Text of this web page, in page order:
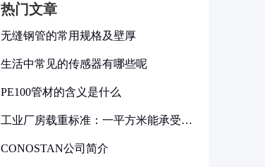
热门文章
无缝钢管的常用规格及壁厚
生活中常见的传感器有哪些呢
PE100管材的含义是什么
工业厂房载重标准：一平方米能承受多
CONOSTAN公司简介